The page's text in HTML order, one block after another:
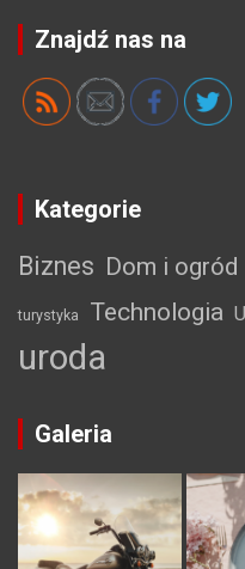
Znajdź nas na
Kategorie
Biznes Dom i ogród
turystyka Technologia
uroda
Galeria